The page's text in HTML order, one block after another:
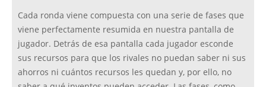
Cada ronda viene compuesta con una serie de fases que
viene perfectamente resumida en nuestra pantalla de
jugador. Detrás de esa pantalla cada jugador esconde
sus recursos para que los rivales no puedan saber ni sus
ahorros ni cuántos recursos les quedan y, por ello, no